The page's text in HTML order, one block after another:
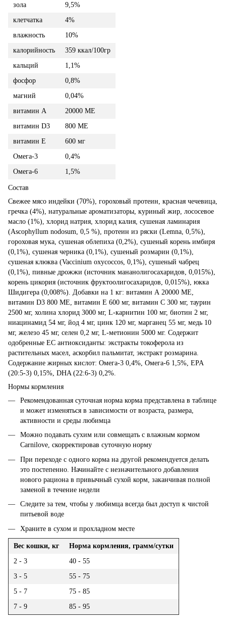
зола
9,5%
клетчатка
4%
влажность
10%
калорийность
359 ккал/100гр
кальций
1,1%
фосфор
0,8%
магний
0,04%
витамин А
20000 МЕ
витамин D3
800 МЕ
витамин Е
600 мг
Омега-3
0,4%
Омега-6
1,5%
Состав
Свежее мясо индейки (70%), гороховый протеин, красная чечевица,
гречка (4%), натуральные ароматизаторы, куриный жир, лососевое
масло (1%), хлорид натрия, хлорид калия, сушеная ламинария
(Ascophyllum nodosum, 0,5 %), протеин из ряски (Lemna, 0,5%),
гороховая мука, сушеная облепиха (0,2%), сушеный корень имбиря
(0,1%), сушеная черника (0,1%), сушеный розмарин (0,1%),
сушеная клюква (Vaccinium oxycoccos, 0,1%), сушеный чабрец
(0,1%), пивные дрожжи (источник мананолигосахаридов, 0,015%),
корень цикория (источник фруктоолигосахаридов, 0,015%), юкка
Шидигера (0,008%). Добавки на 1 кг: витамин А 20000 МЕ,
витамин D3 800 МЕ, витамин E 600 мг, витамин C 300 мг, таурин
2500 мг, холина хлорид 3000 мг, L-карнитин 100 мг, биотин 2 мг,
ниацинамид 54 мг, йод 4 мг, цинк 120 мг, марганец 55 мг, медь 10
мг, железо 45 мг, селен 0,2 мг, L-метионин 5000 мг. Содержит
одобренные ЕС антиоксиданты: экстракты токоферола из
растительных масел, аскорбил пальмитат, экстракт розмарина.
Содержание жирных кислот: Омега-3 0,4%, Омега-6 1,5%, EPA
(20:5-3) 0,15%, DHA (22:6-3) 0,2%.
Нормы кормления
Рекомендованная суточная норма корма представлена в таблице
и может изменяться в зависимости от возраста, размера,
активности и среды любимца
Можно подавать сухим или совмещать с влажным кормом
Carnilove, скорректировав суточную норму
При переходе с одного корма на другой рекомендуется делать
это постепенно. Начинайте с незначительного добавления
нового рациона в привычный сухой корм, заканчивая полной
заменой в течение недели
Следите за тем, чтобы у любимца всегда был доступ к чистой
питьевой воде
Храните в сухом и прохладном месте
Вес кошки, кг
Норма кормления, грамм/сутки
2 - 3
40 - 55
3 - 5
55 - 75
5 - 7
75 - 85
7 - 9
85 - 95